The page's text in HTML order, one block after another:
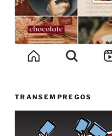
TRANSEMPREGOS